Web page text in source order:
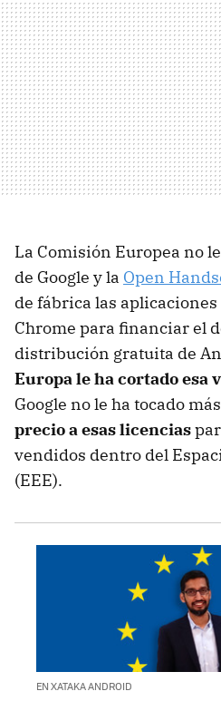
La Comisión Europea no
de Google y la Open
de fábrica las aplicaciones
Chrome para financiar el
distribución gratuita de
Europa le ha cortado esa
Google no le ha tocado
precio a esas licencias
vendidos dentro del
(EEE).
EN XATAKA ANDROID